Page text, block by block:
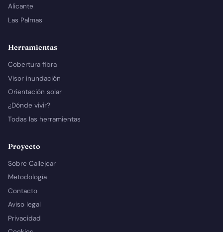
Alicante
Las Palmas
Herramientas
Cobertura fibra
Visor inundación
Orientación solar
¿Dónde vivir?
Todas las herramientas
Proyecto
Sobre Callejear
Metodología
Contacto
Aviso legal
Privacidad